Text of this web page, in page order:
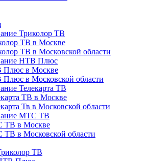
Триколор ТВ
ТВ в Москве
ТВ в Московской области
НТВ Плюс
в Москве
в Московской области
Телекарта ТВ
ТВ в Москве
Тв в Московской области
МТС ТВ
в Москве
в Московской области
ТВ